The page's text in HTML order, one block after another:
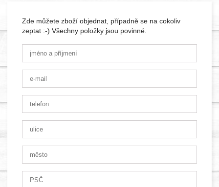
Zde můžete zboží objednat, případně se na cokoliv
zeptat :-) Všechny položky jsou povinné.